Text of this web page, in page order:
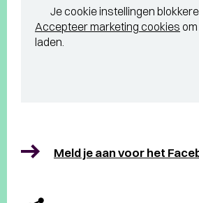
Je cookie instellingen
Accepteer marketing cookies
laden.
Meld je aan voor het